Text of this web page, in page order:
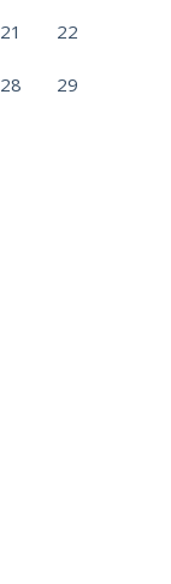
21 22
28 29